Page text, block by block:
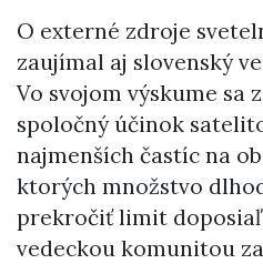
O externé zdroje
zaujímal aj slovenský
Vo svojom výskume sa
spoločný účinok
najmenších častíc na
ktorých množstvo
prekročiť limit doposiaľ
vedeckou komunitou